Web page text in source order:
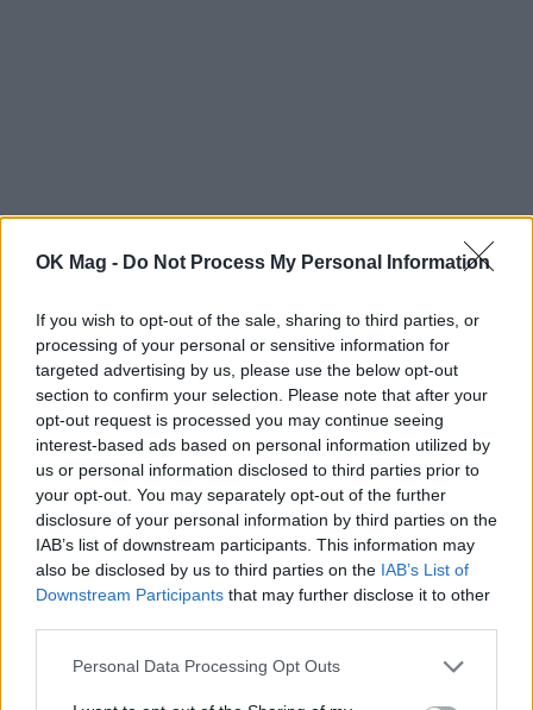
OK Mag - Do Not Process My Personal Information
If you wish to opt-out of the sale, sharing to third parties, or
processing of your personal or sensitive information for
targeted advertising by us, please use the below opt-out
section to confirm your selection. Please note that after your
opt-out request is processed you may continue seeing
interest-based ads based on personal information utilized by
us or personal information disclosed to third parties prior to
your opt-out. You may separately opt-out of the further
disclosure of your personal information by third parties on the
IAB’s list of downstream participants. This information may
also be disclosed by us to third parties on the IAB’s List of
Downstream Participants that may further disclose it to other
Personal Data Processing Opt Outs
Διαβάστε επίσης:Μαρία Σολωμού: «Μια ζωή
ήμουν δίπλα σε κάποιο αντρικό όνομα. Δεν
θέλω άλλο αντρικό όνομα στη λεζάντα μου»
ΣΧΕΤΙΚΑ ΑΡΘΡΑ